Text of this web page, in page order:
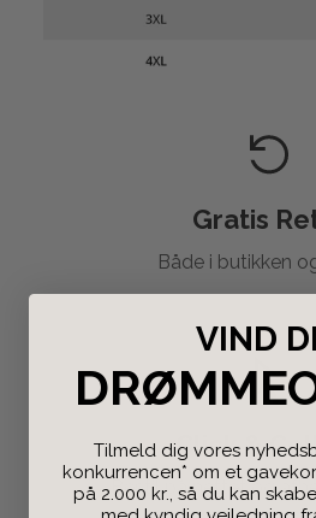
Gratis
Både i butikken
Click &
Bestil på nettet og
VIND
Tilmeld dig vores
konkurrencen* om et
på 2.000 kr., så du kan